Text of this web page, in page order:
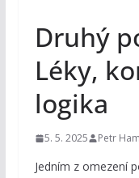
Druhý
Léky,
logika
5. 5. 2025 Petr
Jedním z omezení